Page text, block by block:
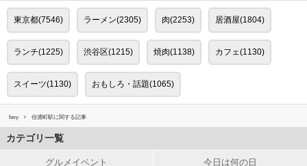
東京都(7546) ラーメン(2305) 肉(2253) 居酒屋(1804)
ランチ(1225) 渋谷区(1215) 焼肉(1138) カフェ(1130)
スイーツ(1130) おもしろ・話題(1065)
favy 信濃町駅に関する記事
カテゴリ一覧
グルメイベント 今日は何の日